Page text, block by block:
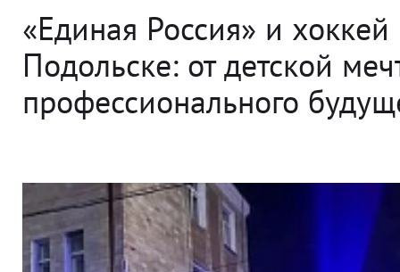
«Единая Россия» и хоккей
Подольске: от детской
профессионального